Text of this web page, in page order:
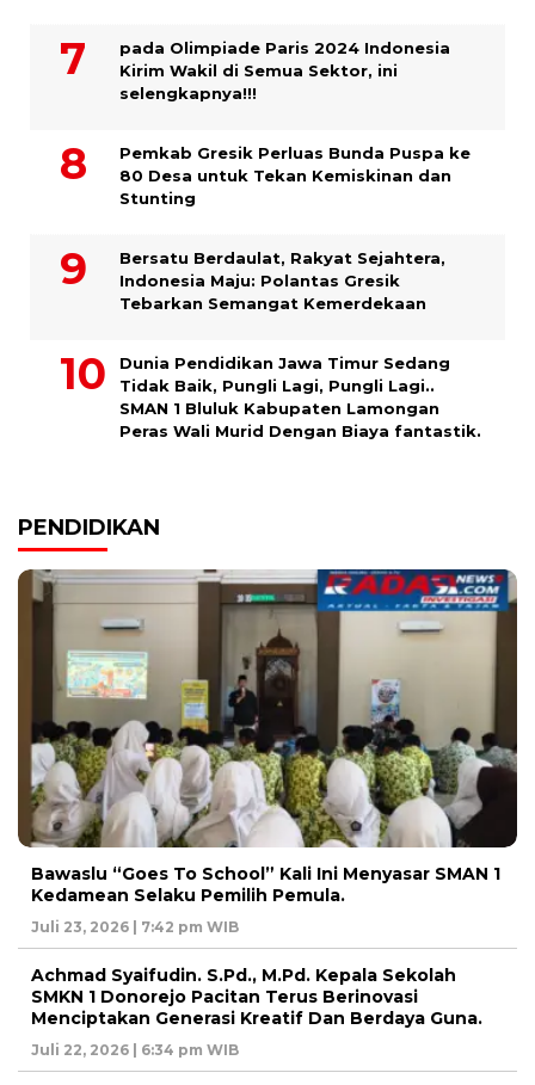
pada Olimpiade Paris 2024 Indonesia
Kirim Wakil di Semua Sektor, ini
selengkapnya!!!
Pemkab Gresik Perluas Bunda Puspa ke
80 Desa untuk Tekan Kemiskinan dan
Stunting
Bersatu Berdaulat, Rakyat Sejahtera,
Indonesia Maju: Polantas Gresik
Tebarkan Semangat Kemerdekaan
Dunia Pendidikan Jawa Timur Sedang
Tidak Baik, Pungli Lagi, Pungli Lagi..
SMAN 1 Bluluk Kabupaten Lamongan
Peras Wali Murid Dengan Biaya fantastik.
PENDIDIKAN
Bawaslu “Goes To School” Kali Ini Menyasar SMAN 1
Kedamean Selaku Pemilih Pemula.
Juli 23, 2026 | 7:42 pm WIB
Achmad Syaifudin. S.Pd., M.Pd. Kepala Sekolah
SMKN 1 Donorejo Pacitan Terus Berinovasi
Menciptakan Generasi Kreatif Dan Berdaya Guna.
Juli 22, 2026 | 6:34 pm WIB